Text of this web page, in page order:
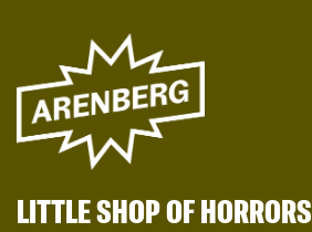
LITTLE SHOP OF HORRORS